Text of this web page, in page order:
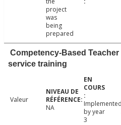
project
was
being
prepared
Competency-Based
service training
Valeur
NA
by year
3